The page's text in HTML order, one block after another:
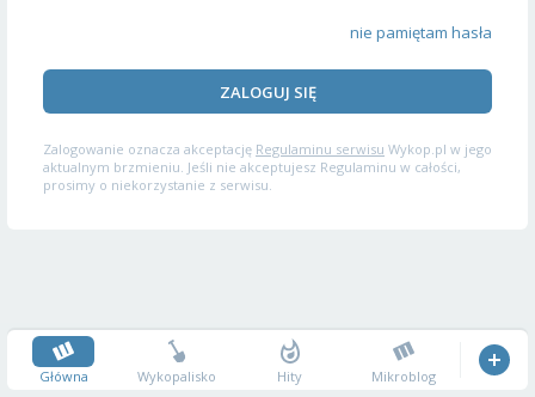
nie pamiętam hasła
ZALOGUJ SIĘ
Zalogowanie oznacza akceptację Regulaminu serwisu Wykop.pl w jego
aktualnym brzmieniu. Jeśli nie akceptujesz Regulaminu w całości,
prosimy o niekorzystanie z serwisu.
Główna Wykopalisko Hity Mikroblog